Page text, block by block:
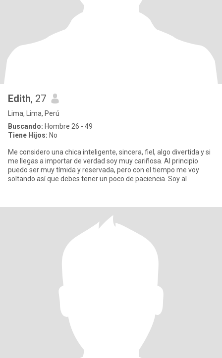
Edith, 27
Lima, Lima, Perú
Buscando: Hombre 26 - 49
Tiene Hijos: No
Me considero una chica inteligente, sincera, fiel, algo divertida y si
me llegas a importar de verdad soy muy cariñosa. Al principio
puedo ser muy tímida y reservada, pero con el tiempo me voy
soltando así que debes tener un poco de paciencia. Soy al